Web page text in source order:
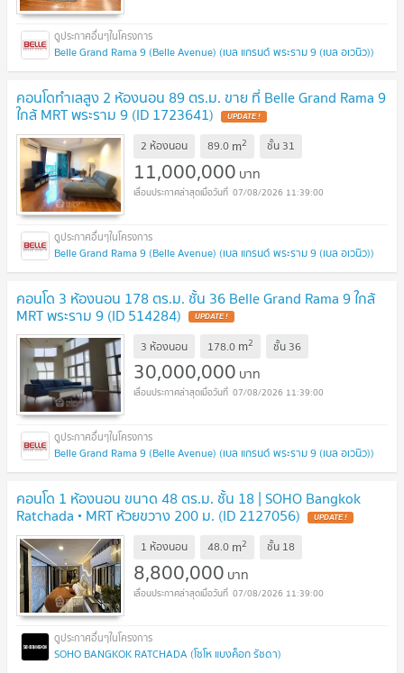
Belle Grand Rama 9 (Belle Avenue) (เบล แกรนด์ พระราม 9 (เบล อเวนิว))
คอนโดทำเลสูง 2 ห้องนอน 89 ตร.ม. ขาย ที่ Belle Grand Rama 9
ใกล้ MRT พระราม 9 (ID 1723641) UPDATE !
2 ห้องนอน 89.0 m2 ชั้น 31
11,000,000 บาท
07/08/2026 11:39:00
Belle Grand Rama 9 (Belle Avenue) (เบล แกรนด์ พระราม 9 (เบล อเวนิว))
คอนโด 3 ห้องนอน 178 ตร.ม. ชั้น 36 Belle Grand Rama 9 ใกล้
MRT พระราม 9 (ID 514284) UPDATE !
3 ห้องนอน 178.0 m2 ชั้น 36
30,000,000 บาท
07/08/2026 11:39:00
Belle Grand Rama 9 (Belle Avenue) (เบล แกรนด์ พระราม 9 (เบล อเวนิว))
คอนโด 1 ห้องนอน ขนาด 48 ตร.ม. ชั้น 18 | SOHO Bangkok
Ratchada • MRT ห้วยขวาง 200 ม. (ID 2127056) UPDATE !
1 ห้องนอน 48.0 m2 ชั้น 18
8,800,000 บาท
07/08/2026 11:39:00
SOHO BANGKOK RATCHADA (โซโห​ แบงค็อก​ รัชดา)